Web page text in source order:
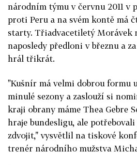
národním týmu v červnu 2011 v
proti Peru a na svém kontě má
starty. Třiadvacetiletý Morávek
naposledy předloni v březnu a
hrál třikrát.
"Kušnír má velmi dobrou formu
minulé sezony a zaslouží si
kraji obrany máme Thea Gebre
hraje bundesligu, ale
zdvojit," vysvětlil na tiskové
trenér národního mužstva